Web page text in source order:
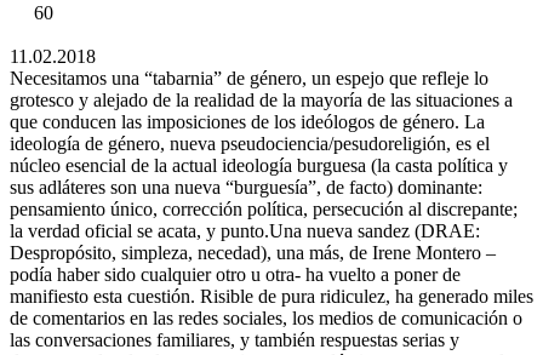
60
11.02.2018
Necesitamos una “tabarnia” de género, un espejo que refleje lo
grotesco y alejado de la realidad de la mayoría de las situaciones a
que conducen las imposiciones de los ideólogos de género. La
ideología de género, nueva pseudociencia/pesudoreligión, es el
núcleo esencial de la actual ideología burguesa (la casta política y
sus adláteres son una nueva “burguesía”, de facto) dominante:
pensamiento único, corrección política, persecución al discrepante;
la verdad oficial se acata, y punto.Una nueva sandez (DRAE:
Despropósito, simpleza, necedad), una más, de Irene Montero –
podía haber sido cualquier otro u otra- ha vuelto a poner de
manifiesto esta cuestión. Risible de pura ridiculez, ha generado miles
de comentarios en las redes sociales, los medios de comunicación o
las conversaciones familiares, y también respuestas serias y